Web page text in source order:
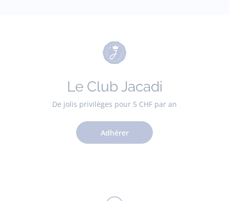
Le Club Jacadi
De jolis privilèges pour 5 CHF par an
Adhérer